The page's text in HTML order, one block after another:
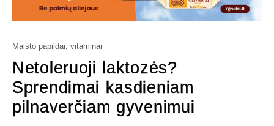
Maisto papildai, vitaminai
Netoleruoji laktozės?
Sprendimai kasdieniam
pilnaverčiam gyvenimui